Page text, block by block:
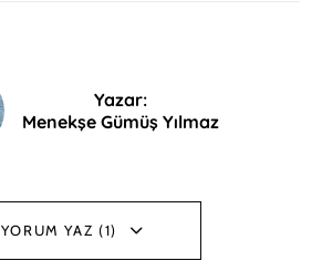
Yazar:
Menekşe Gümüş Yılmaz
YORUM YAZ (1)